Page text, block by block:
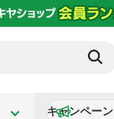
キャンペーン